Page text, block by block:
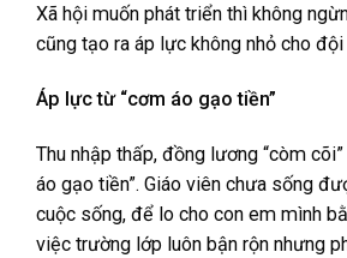
Xã hội muốn phát triển thì không
cũng tạo ra áp lực không nhỏ cho
Áp lực từ “cơm áo gạo tiền”
Thu nhập thấp, đồng lương “còm
áo gạo tiền”. Giáo viên chưa sống
cuộc sống, để lo cho con em mình
việc trường lớp luôn bận rộn nhưng